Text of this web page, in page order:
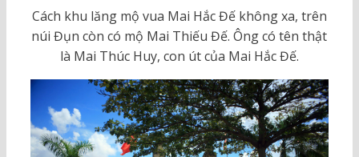
Cách khu lăng mộ vua Mai Hắc Đế không xa, trên
núi Đụn còn có mộ Mai Thiếu Đế. Ông có tên thật
là Mai Thúc Huy, con út của Mai Hắc Đế.